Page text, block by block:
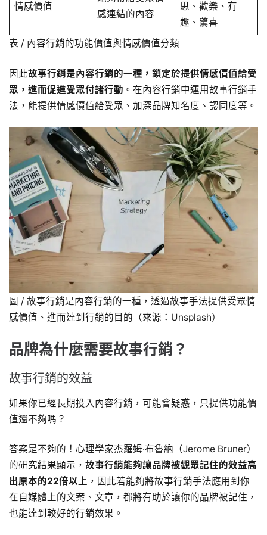
情感價值
感連結的內容
思、歡樂、有
趣、驚喜
表 / 內容行銷的功能價值與情感價值分類
因此故事行銷是內容行銷的一種，鎖定於提供情感價值給受
眾，進而促進受眾付諸行動 。在內容行銷中運用故事行銷手
法，能提供情感價值給受眾、加深品牌知名度、認同度等。
圖 / 故事行銷是內容行銷的一種，透過故事手法提供受眾情
感價值、進而達到行銷的目的（來源：Unsplash）
品牌為什麼需要故事行銷？
故事行銷的效益
如果你已經長期投入內容行銷，可能會疑惑，只提供功能價
值還不夠嗎？
答案是不夠的！心理學家杰羅姆·布魯納（Jerome Bruner）
的研究結果顯示， 故事行銷能夠讓品牌被觀眾記住的效益高
出原本的22倍以上 ，因此若能夠將故事行銷手法應用到你
在自媒體上的文案、文章，都將有助於讓你的品牌被記住，
也能達到較好的行銷效果。